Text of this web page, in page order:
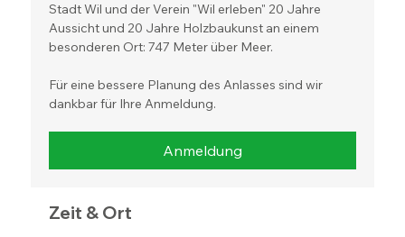
Stadt Wil und der Verein "Wil erleben" 20 Jahre
Aussicht und 20 Jahre Holzbaukunst an einem
besonderen Ort: 747 Meter über Meer.
Für eine bessere Planung des Anlasses sind wir
dankbar für Ihre Anmeldung.
Anmeldung
Zeit & Ort